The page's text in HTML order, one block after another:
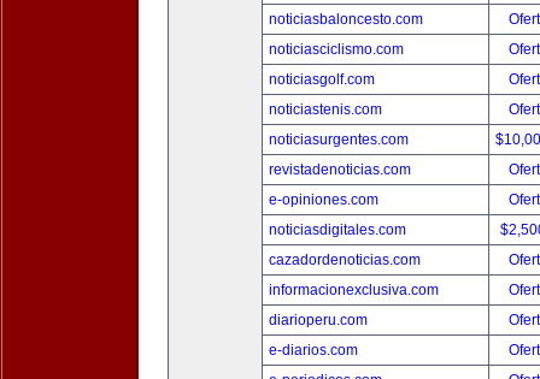
noticiasbaloncesto.com
noticiasciclismo.com
noticiasgolf.com
noticiastenis.com
noticiasurgentes.com
revistadenoticias.com
e-opiniones.com
noticiasdigitales.com
cazadordenoticias.com
informacionexclusiva.com
diarioperu.com
e-diarios.com